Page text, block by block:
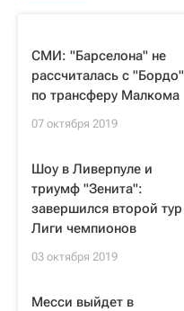
СМИ: "Барселона" не
рассчиталась с "Бордо"
по трансферу Малкома
07 октября 2019
Шоу в Ливерпуле и
триумф "Зенита":
завершился второй тур
Лиги чемпионов
03 октября 2019
Месси выйдет в